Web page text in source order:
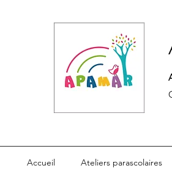
Accueil Ateliers parascolaires